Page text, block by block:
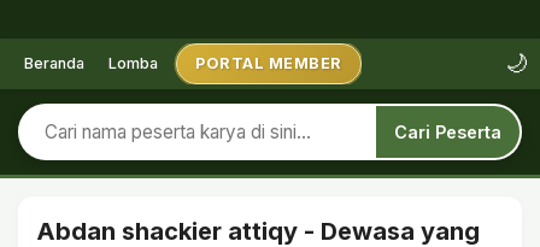
Beranda Lomba PORTAL MEMBER 🌙
Cari Peserta
Abdan shackier attiqy - Dewasa yang